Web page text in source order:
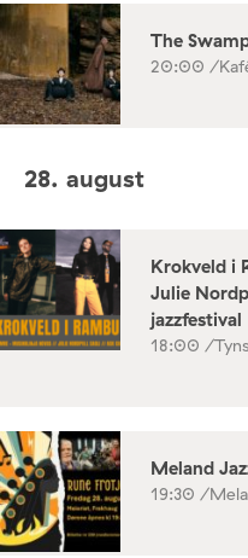
The
20:00 /
28. august
Krokveld i
Julie
jazzfestival
18:00 /
Meland
19:30 /